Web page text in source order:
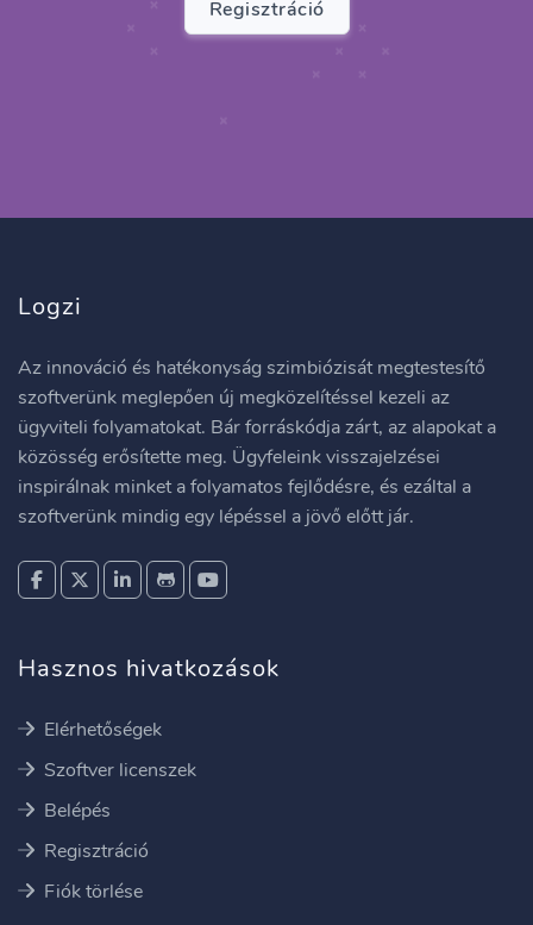
Regisztráció
Logzi
Az innováció és hatékonyság szimbiózisát megtestesítő
szoftverünk meglepően új megközelítéssel kezeli az
ügyviteli folyamatokat. Bár forráskódja zárt, az alapokat a
közösség erősítette meg. Ügyfeleink visszajelzései
inspirálnak minket a folyamatos fejlődésre, és ezáltal a
szoftverünk mindig egy lépéssel a jövő előtt jár.
Hasznos hivatkozások
Elérhetőségek
Szoftver licenszek
Belépés
Regisztráció
Fiók törlése